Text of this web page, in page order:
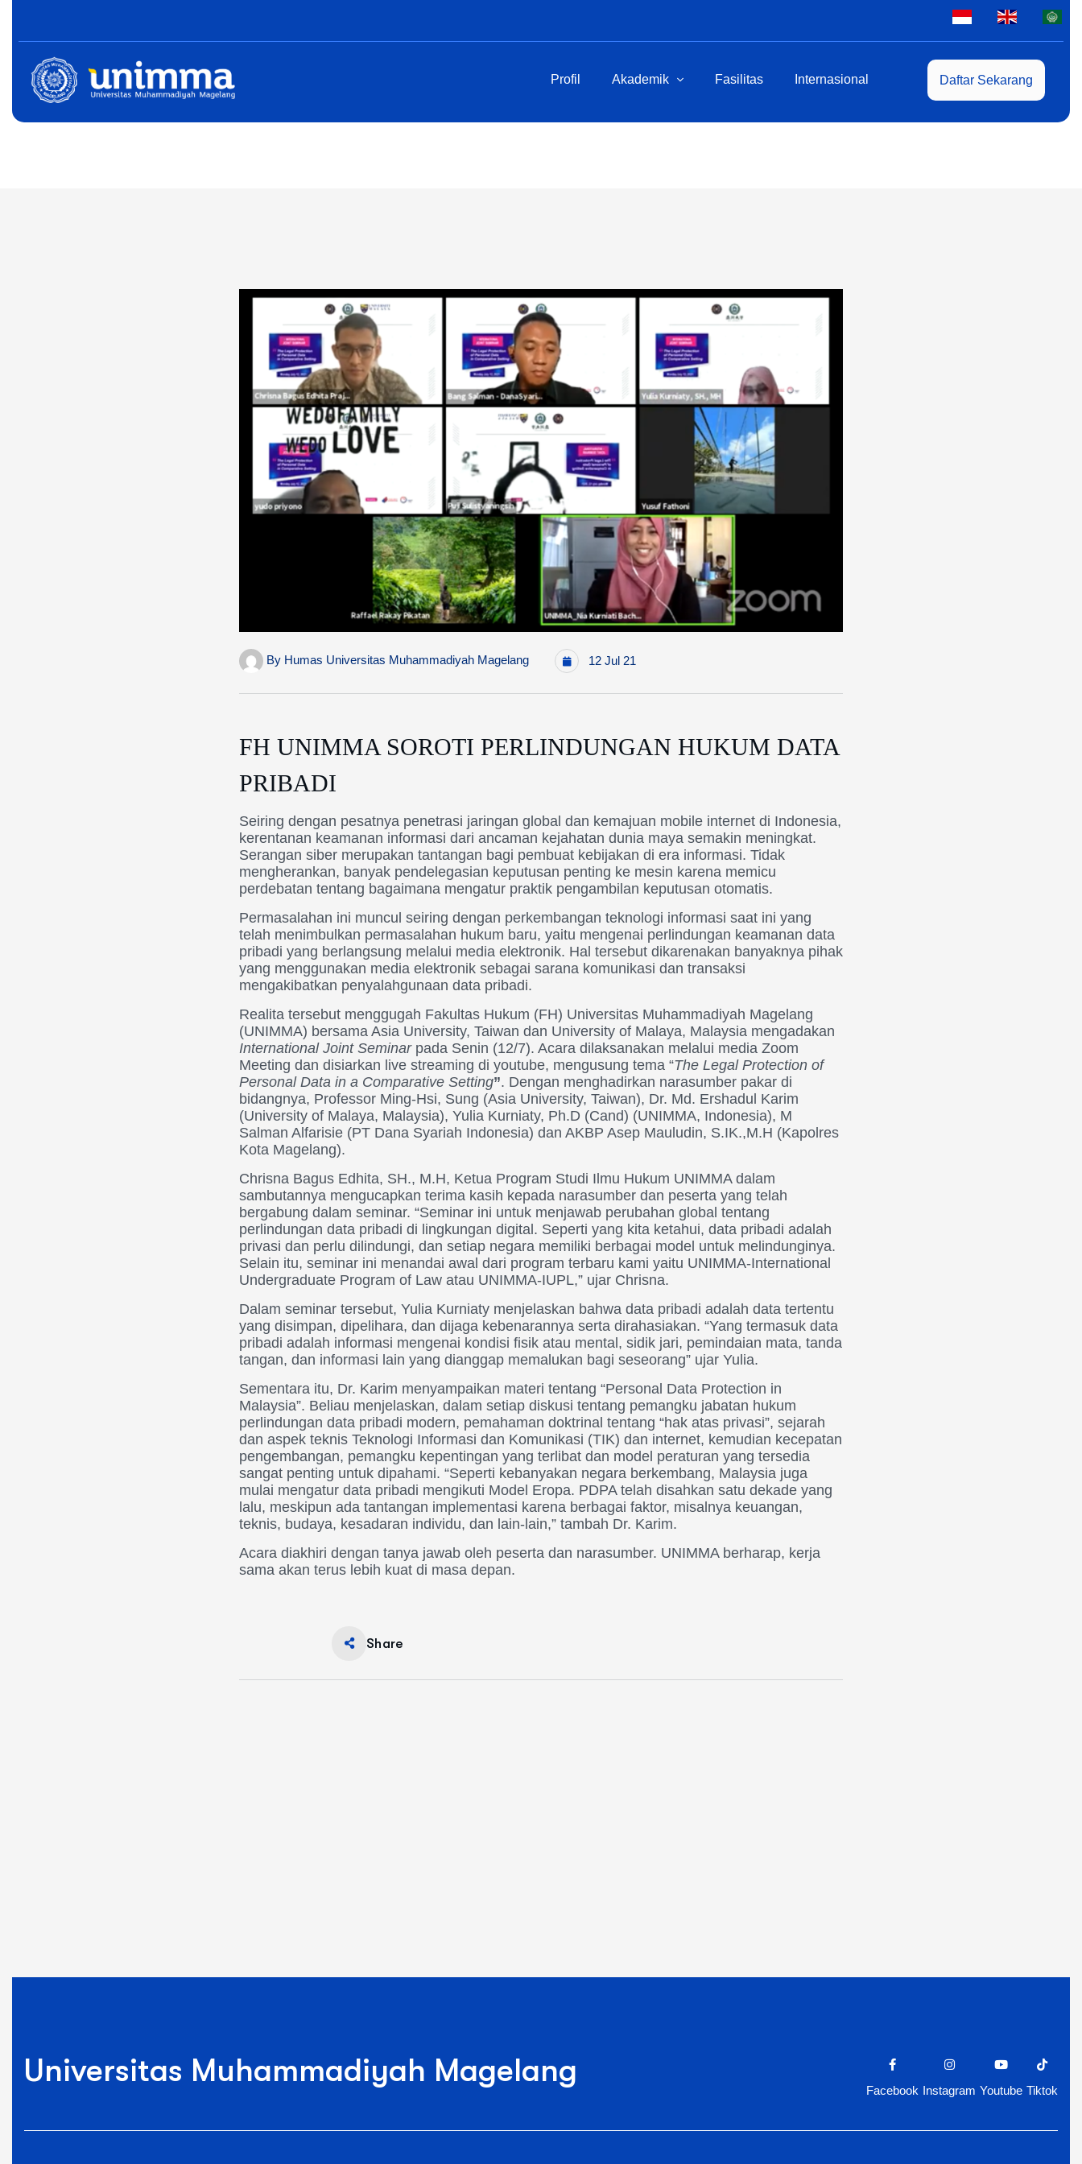
Profil Akademik Fasilitas Internasional Daftar Sekarang
By Humas Universitas Muhammadiyah Magelang 12 Jul 21
FH UNIMMA SOROTI PERLINDUNGAN HUKUM DATA
PRIBADI
Seiring dengan pesatnya penetrasi jaringan global dan kemajuan mobile internet di Indonesia,
kerentanan keamanan informasi dari ancaman kejahatan dunia maya semakin meningkat.
Serangan siber merupakan tantangan bagi pembuat kebijakan di era informasi. Tidak
mengherankan, banyak pendelegasian keputusan penting ke mesin karena memicu
perdebatan tentang bagaimana mengatur praktik pengambilan keputusan otomatis.
Permasalahan ini muncul seiring dengan perkembangan teknologi informasi saat ini yang
telah menimbulkan permasalahan hukum baru, yaitu mengenai perlindungan keamanan data
pribadi yang berlangsung melalui media elektronik. Hal tersebut dikarenakan banyaknya pihak
yang menggunakan media elektronik sebagai sarana komunikasi dan transaksi
mengakibatkan penyalahgunaan data pribadi.
Realita tersebut menggugah Fakultas Hukum (FH) Universitas Muhammadiyah Magelang
(UNIMMA) bersama Asia University, Taiwan dan University of Malaya, Malaysia mengadakan
International Joint Seminarpada Senin (12/7). Acara dilaksanakan melalui media Zoom
Meeting dan disiarkan live streaming di youtube, mengusung tema “The Legal Protection of
Personal Data in a Comparative Setting”. Dengan menghadirkan narasumber pakar di
bidangnya, Professor Ming-Hsi, Sung (Asia University, Taiwan), Dr. Md. Ershadul Karim
(University of Malaya, Malaysia), Yulia Kurniaty, Ph.D (Cand) (UNIMMA, Indonesia), M
Salman Alfarisie (PT Dana Syariah Indonesia) dan AKBP Asep Mauludin, S.IK.,M.H (Kapolres
Kota Magelang).
Chrisna Bagus Edhita, SH., M.H, Ketua Program Studi Ilmu Hukum UNIMMA dalam
sambutannya mengucapkan terima kasih kepada narasumber dan peserta yang telah
bergabung dalam seminar. “Seminar ini untuk menjawab perubahan global tentang
perlindungan data pribadi di lingkungan digital. Seperti yang kita ketahui, data pribadi adalah
privasi dan perlu dilindungi, dan setiap negara memiliki berbagai model untuk melindunginya.
Selain itu, seminar ini menandai awal dari program terbaru kami yaitu UNIMMA-International
Undergraduate Program of Law atau UNIMMA-IUPL,” ujar Chrisna.
Dalam seminar tersebut, Yulia Kurniaty menjelaskan bahwa data pribadi adalah data tertentu
yang disimpan, dipelihara, dan dijaga kebenarannya serta dirahasiakan. “Yang termasuk data
pribadi adalah informasi mengenai kondisi fisik atau mental, sidik jari, pemindaian mata, tanda
tangan, dan informasi lain yang dianggap memalukan bagi seseorang” ujar Yulia.
Sementara itu, Dr. Karim menyampaikan materi tentang “Personal Data Protection in
Malaysia”. Beliau menjelaskan, dalam setiap diskusi tentang pemangku jabatan hukum
perlindungan data pribadi modern, pemahaman doktrinal tentang “hak atas privasi”, sejarah
dan aspek teknis Teknologi Informasi dan Komunikasi (TIK) dan internet, kemudian kecepatan
pengembangan, pemangku kepentingan yang terlibat dan model peraturan yang tersedia
sangat penting untuk dipahami. “Seperti kebanyakan negara berkembang, Malaysia juga
mulai mengatur data pribadi mengikuti Model Eropa. PDPA telah disahkan satu dekade yang
lalu, meskipun ada tantangan implementasi karena berbagai faktor, misalnya keuangan,
teknis, budaya, kesadaran individu, dan lain-lain,” tambah Dr. Karim.
Acara diakhiri dengan tanya jawab oleh peserta dan narasumber. UNIMMA berharap, kerja
sama akan terus lebih kuat di masa depan.
Share
Universitas Muhammadiyah Magelang
Facebook Instagram Youtube Tiktok